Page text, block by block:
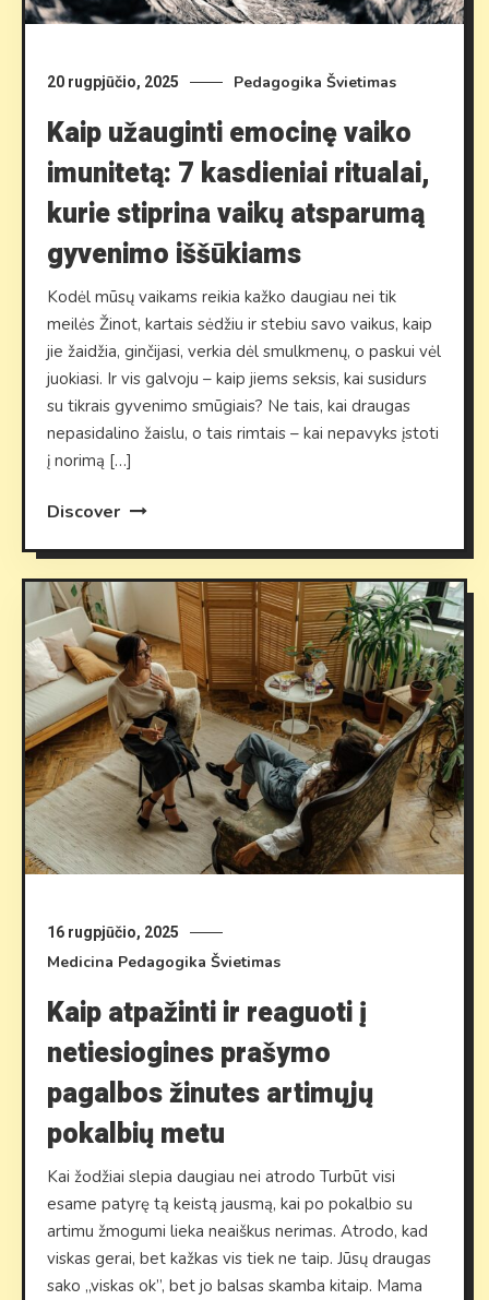
20 rugpjūčio, 2025 Pedagogika Švietimas
Kaip užauginti emocinę vaiko
imunitetą: 7 kasdieniai ritualai,
kurie stiprina vaikų atsparumą
gyvenimo iššūkiams
Kodėl mūsų vaikams reikia kažko daugiau nei tik
meilės Žinot, kartais sėdžiu ir stebiu savo vaikus, kaip
jie žaidžia, ginčijasi, verkia dėl smulkmenų, o paskui vėl
juokiasi. Ir vis galvoju – kaip jiems seksis, kai susidurs
su tikrais gyvenimo smūgiais? Ne tais, kai draugas
nepasidalino žaislu, o tais rimtais – kai nepavyks įstoti
į norimą […]
Discover
16 rugpjūčio, 2025
Medicina Pedagogika Švietimas
Kaip atpažinti ir reaguoti į
netiesiogines prašymo
pagalbos žinutes artimųjų
pokalbių metu
Kai žodžiai slepia daugiau nei atrodo Turbūt visi
esame patyrę tą keistą jausmą, kai po pokalbio su
artimu žmogumi lieka neaiškus nerimas. Atrodo, kad
viskas gerai, bet kažkas vis tiek ne taip. Jūsų draugas
sako „viskas ok”, bet jo balsas skamba kitaip. Mama